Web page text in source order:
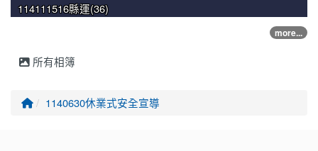
114111516縣運(36)
more...
所有相簿
回首頁
1140630休業式安全宣導